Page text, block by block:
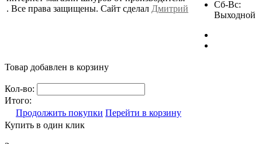
. Все права защищены. Сайт сделал Дмитрий
Сб-Вс:
Выходной
Товар добавлен в корзину
Кол-во:
Итого:
Продолжить покупки Перейти в корзину
Купить в один клик